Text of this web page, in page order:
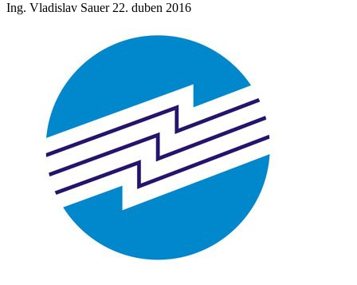
Ing. Vladislav Sauer 22. duben 2016